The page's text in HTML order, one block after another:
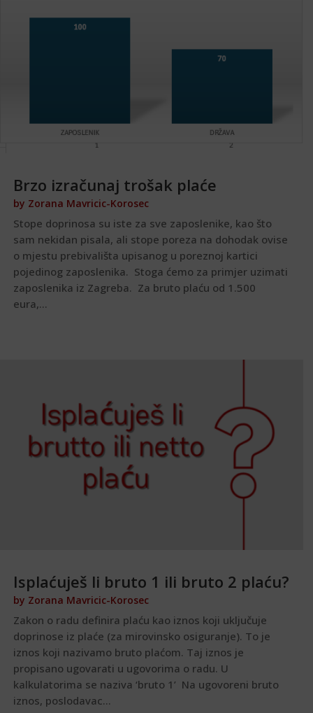
Brzo izračunaj trošak plaće
by Zorana Mavricic-Korosec
Stope doprinosa su iste za sve zaposlenike, kao što
sam nekidan pisala, ali stope poreza na dohodak ovise
o mjestu prebivališta upisanog u poreznoj kartici
pojedinog zaposlenika. Stoga ćemo za primjer uzimati
zaposlenika iz Zagreba. Za bruto plaću od 1.500
eura,...
Isplaćuješ li bruto 1 ili bruto 2 plaću?
by Zorana Mavricic-Korosec
Zakon o radu definira plaću kao iznos koji uključuje
doprinose iz plaće (za mirovinsko osiguranje). To je
iznos koji nazivamo bruto plaćom. Taj iznos je
propisano ugovarati u ugovorima o radu. U
kalkulatorima se naziva ‘bruto 1’ Na ugovoreni bruto
iznos, poslodavac...